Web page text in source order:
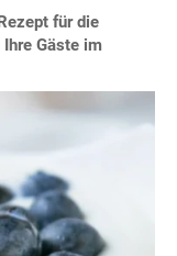
für die
Ihre Gäste im